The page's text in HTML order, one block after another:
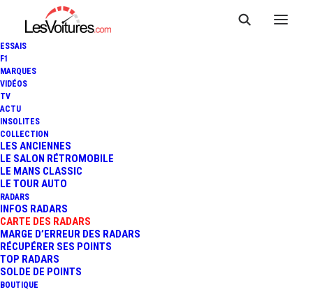
ESSAIS
F1
MARQUES
VIDÉOS
TV
ACTU
INSOLITES
COLLECTION
LES ANCIENNES
LE SALON RÉTROMOBILE
LE MANS CLASSIC
LE TOUR AUTO
RADARS
INFOS RADARS
CARTE DES RADARS
MARGE D’ERREUR DES RADARS
RÉCUPÉRER SES POINTS
TOP RADARS
SOLDE DE POINTS
BOUTIQUE
Valence Rue Gay-
Lussac